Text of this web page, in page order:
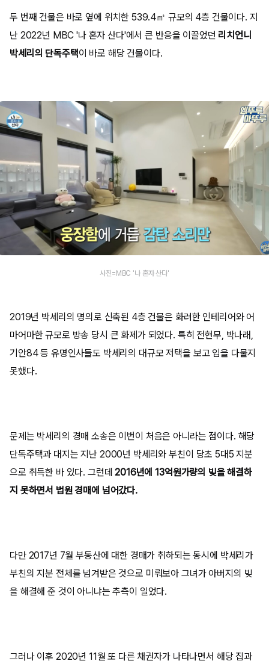
두 번째 건물은 바로 옆에 위치한 539.4㎡ 규모의 4층 건물이다. 지
난 2022년 MBC '나 혼자 산다'에서 큰 반응을 이끌었던 리치언니
박세리의 단독주택이 바로 해당 건물이다.
사진=MBC '나 혼자 산다'
2019년 박세리의 명의로 신축된 4층 건물은 화려한 인테리어와 어
마어마한 규모로 방송 당시 큰 화제가 되었다. 특히 전현무, 박나래,
기안84 등 유명인사들도 박세리의 대규모 저택을 보고 입을 다물지
못했다.
문제는 박세리의 경매 소송은 이번이 처음은 아니라는 점이다. 해당
단독주택과 대지는 지난 2000년 박세리와 부친이 당초 5대5 지분
으로 취득한 바 있다. 그런데2016년에 13억원가량의 빚을 해결하
지 못하면서 법원 경매에 넘어갔다.
다만 2017년 7월 부동산에 대한 경매가 취하되는 동시에 박세리가
부친의 지분 전체를 넘겨받은 것으로 미뤄보아 그녀가 아버지의 빚
을 해결해 준 것이 아니냐는 추측이 일었다.
그러나 이후 2020년 11월 또 다른 채권자가 나타나면서 해당 집과